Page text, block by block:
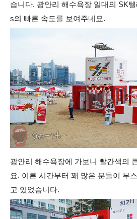
습니다. 광안리 해수욕장 일대의 SK
s의 빠른 속도를 보여주네요.
광안리 해수욕장에 가보니 빨간색의
요. 이른 시간부터 꽤 많은 분들이 부
고 있었습니다.